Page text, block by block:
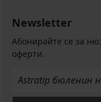
Newsletter
Абонирайте се за
оферти.